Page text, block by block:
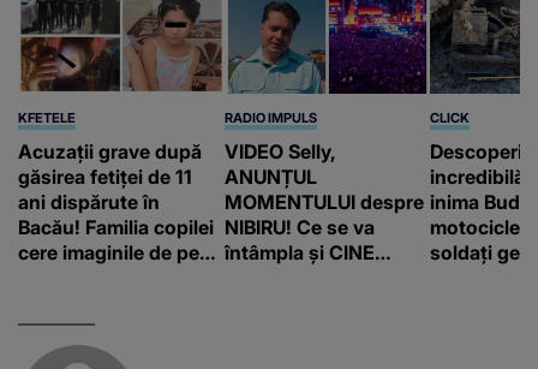
KFETELE
Acuzații grave după
găsirea fetiței de 11
ani dispărute în
Bacău! Familia copilei
cere imaginile de pe
a mai dus sora mea...”
RADIO IMPULS
VIDEO Selly,
ANUNȚUL
MOMENTULUI despre
NIBIRU! Ce se va
întâmpla și CINE
CLICK
incredibilă
inima
soldați